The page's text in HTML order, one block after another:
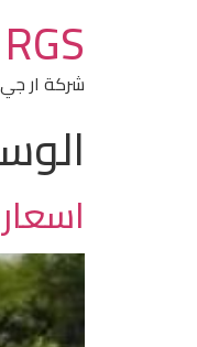
RGS
شركة ار